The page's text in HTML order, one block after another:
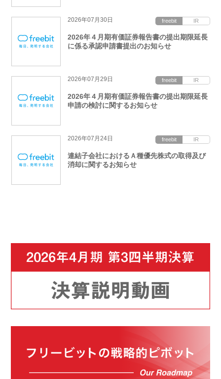
2026年07月30日
2026年４月期有価証券報告書の提出期限延長
に係る承認申請書提出のお知らせ
2026年07月29日
2026年４月期有価証券報告書の提出期限延長
申請の検討に関するお知らせ
2026年07月24日
連結子会社におけるＡ種優先株式の取得及び
消却に関するお知らせ